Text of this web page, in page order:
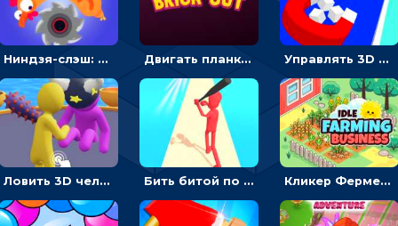
Ниндзя-слэш: запускай оружие по целям и становись мастером сюрикенов Двигать планку и бить шариком по цветным блокам - гиперказуальная Управлять 3D магнитом, чтобы собирать фигуры и сбрасывать в пропасть
Ловить 3D человечком своего цвета и собирать драгоценности - гиперказуалка Бить битой по шарику, чтобы сбивать кубики с буквами на пути к финишу - 3D Кликер Фермерский бизнес: расти овощи, чтобы богатеть